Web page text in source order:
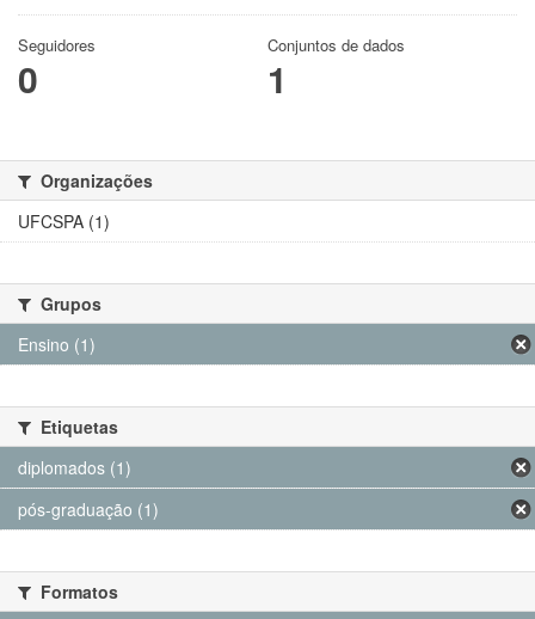
Seguidores
0
Conjuntos de dados
1
Organizações
UFCSPA (1)
Grupos
Ensino (1)
Etiquetas
diplomados (1)
pós-graduação (1)
Formatos